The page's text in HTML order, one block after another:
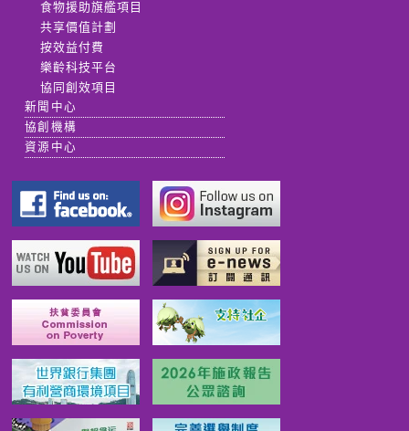
食物援助旗艦項目
共享價值計劃
按效益付費
樂齡科技平台
協同創效項目
新聞中心
協創機構
資源中心